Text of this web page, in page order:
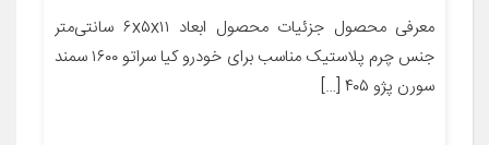
معرفی محصول جزئیات محصول ابعاد ۶x۵x۱۱ سانتی‌متر
جنس چرم پلاستیک مناسب برای خودرو کیا سراتو ۱۶۰۰ سمند
سورن پژو ۴۰۵ […]